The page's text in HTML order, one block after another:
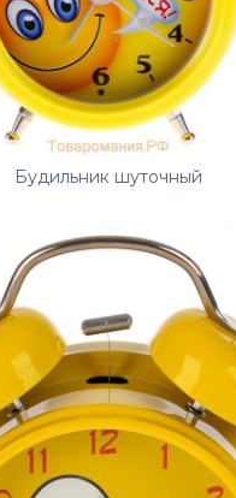
Будильник шуточный